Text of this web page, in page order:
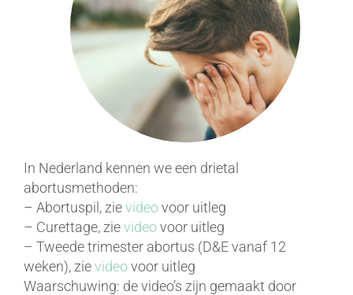
In Nederland kennen we een drietal
abortusmethoden:
– Abortuspil, zievideovoor uitleg
– Curettage, zievideovoor uitleg
– Tweede trimester abortus (D&E vanaf 12
weken), zievideovoor uitleg
Waarschuwing: de video’s zijn gemaakt door